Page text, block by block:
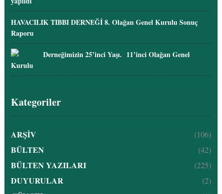
HAVACILIK TIBBI DERNEĞİ 8. Olağan Genel Kurulu Sonuç
Raporu
Derneğimizin 25’inci Yaşı. 11’inci Olağan Genel
Kurulu
Kategoriler
ARŞİV (106)
BÜLTEN (42)
BÜLTEN YAZILARI (225)
DUYURULAR (2)